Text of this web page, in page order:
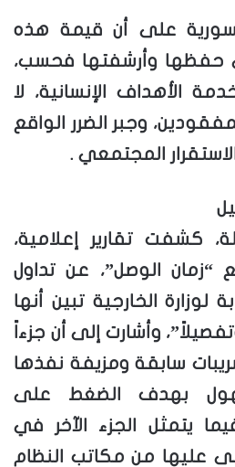
على أن قيمة هذه
حفظها وأرشفتها فحسب،
الأهداف الإنسانية، لا
وجبر الضرر الواقع
المجتمعي .
كشفت تقارير إعلامية،
“زمان الوصل”، عن تداول
الخارجية تبين أنها
وأشارت إلى أن جزءاً
سابقة ومزيفة نفذها
بهدف الضغط على
يتمثل الجزء الآخر في
عليها من مكاتب النظام